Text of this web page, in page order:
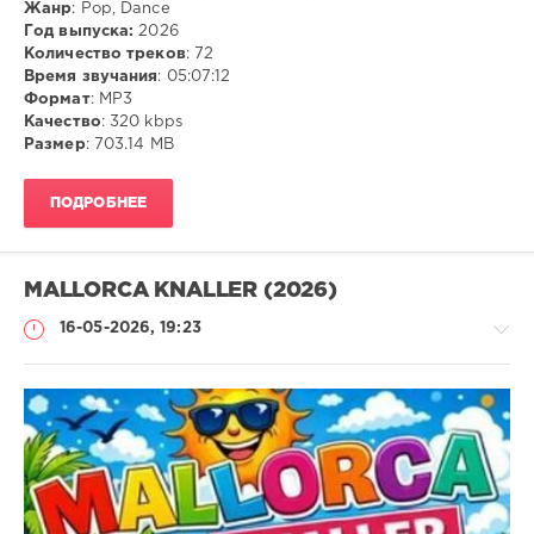
Жанр: Pop, Dance
Год выпуска: 2026
Количество треков: 72
Время звучания: 05:07:12
Формат: MP3
Качество: 320 kbps
Размер: 703.14 MB
ПОДРОБНЕЕ
MALLORCA KNALLER (2026)
16-05-2026, 19:23
Музыка
ivashka
53